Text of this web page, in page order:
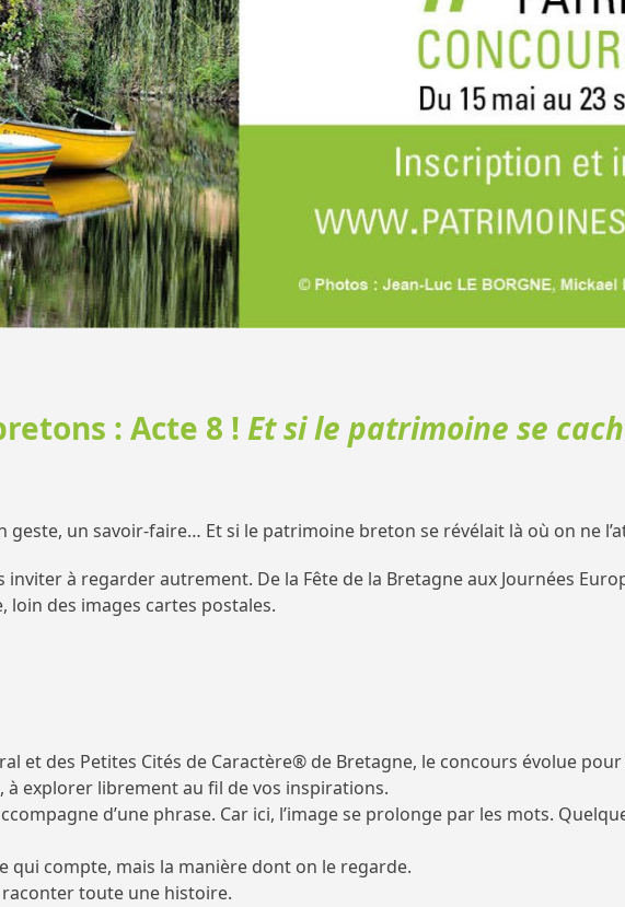
: Acte 8 ! Et si le patrimoine se
un savoir-faire… Et si le patrimoine breton se révélait là où on ne
à regarder autrement. De la Fête de la Bretagne aux Journées
des images cartes postales.
et des Petites Cités de Caractère® de Bretagne, le concours évolue
à explorer librement au fil de vos inspirations.
d’une phrase. Car ici, l’image se prolonge par les mots.
qui compte, mais la manière dont on le regarde.
raconter toute une histoire.